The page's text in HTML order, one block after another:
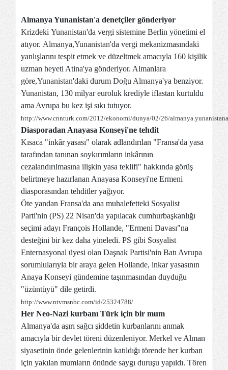
Almanya Yunanistan'a denetçiler gönderiyor
Krizdeki Yunanistan'da vergi sistemine Berlin yönetimi el
atıyor. Almanya,Yunanistan'da vergi mekanizmasındaki
yanlışlarını tespit etmek ve düzeltmek amacıyla 160 kişilik
uzman heyeti Atina'ya gönderiyor. Almanlara
göre,Yunanistan'daki durum Doğu Almanya'ya benziyor.
Yunanistan, 130 milyar euroluk krediyle iflastan kurtuldu
ama Avrupa bu kez işi sıkı tutuyor.
http://www.cnnturk.com/2012/ekonomi/dunya/02/26/
Diasporadan Anayasa Konseyi'ne tehdit
Kısaca "inkâr yasası" olarak adlandırılan "Fransa'da yasa
tarafından tanınan soykırımların inkârının
cezalandırılmasına ilişkin yasa teklifi" hakkında görüş
belirtmeye hazırlanan Anayasa Konseyi'ne Ermeni
diasporasından tehditler yağıyor.
Öte yandan Fransa'da ana muhalefetteki Sosyalist
Parti'nin (PS) 22 Nisan'da yapılacak cumhurbaşkanlığı
seçimi adayı François Hollande, "Ermeni Davası"na
desteğini bir kez daha yineledi. PS gibi Sosyalist
Enternasyonal üyesi olan Daşnak Partisi'nin Batı Avrupa
sorumlularıyla bir araya gelen Hollande, inkar yasasının
Anaya Konseyi gündemine taşınmasından duyduğu
"üzüntüyü" dile getirdi.
http://www.ntvmsnbc.com/id/25324788/
Her Neo-Nazi kurbanı Türk için bir mum
Almanya'da aşırı sağcı şiddetin kurbanlarını anmak
amacıyla bir devlet töreni düzenleniyor. Merkel ve Alman
siyasetinin önde gelenlerinin katıldığı törende her kurban
için yakılan mumların önünde saygı duruşu yapıldı. Tören